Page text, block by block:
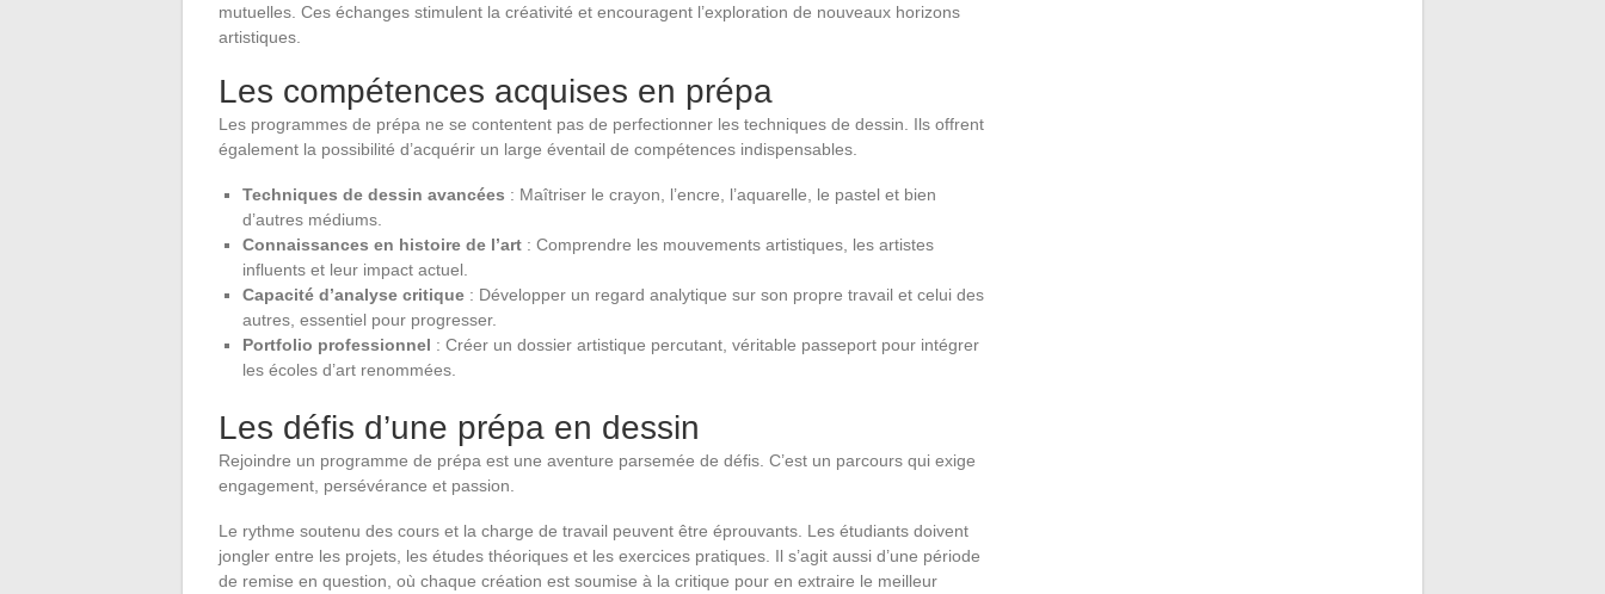
mutuelles. Ces échanges stimulent la créativité et encouragent l’exploration de nouveaux horizons
artistiques.
Les compétences acquises en prépa
Les programmes de prépa ne se contentent pas de perfectionner les techniques de dessin. Ils offrent
également la possibilité d’acquérir un large éventail de compétences indispensables.
Techniques de dessin avancées : Maîtriser le crayon, l’encre, l’aquarelle, le pastel et bien
d’autres médiums.
Connaissances en histoire de l’art : Comprendre les mouvements artistiques, les artistes
influents et leur impact actuel.
Capacité d’analyse critique : Développer un regard analytique sur son propre travail et celui des
autres, essentiel pour progresser.
Portfolio professionnel : Créer un dossier artistique percutant, véritable passeport pour intégrer
les écoles d’art renommées.
Les défis d’une prépa en dessin
Rejoindre un programme de prépa est une aventure parsemée de défis. C’est un parcours qui exige
engagement, persévérance et passion.
Le rythme soutenu des cours et la charge de travail peuvent être éprouvants. Les étudiants doivent
jongler entre les projets, les études théoriques et les exercices pratiques. Il s’agit aussi d’une période
de remise en question, où chaque création est soumise à la critique pour en extraire le meilleur